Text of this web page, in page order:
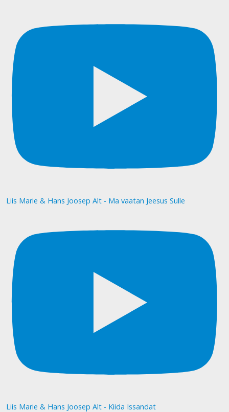
Liis Marie & Hans Joosep Alt - Ma vaatan Jeesus Sulle
Liis Marie & Hans Joosep Alt - Kiida Issandat